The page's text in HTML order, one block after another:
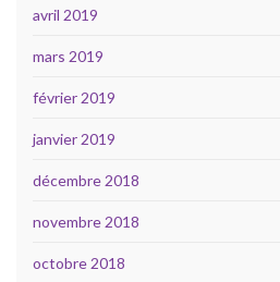
avril 2019
mars 2019
février 2019
janvier 2019
décembre 2018
novembre 2018
octobre 2018